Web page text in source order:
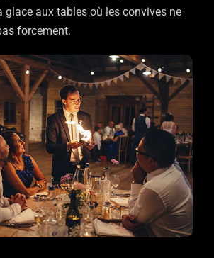
glace aux tables où les convives ne
forcement.